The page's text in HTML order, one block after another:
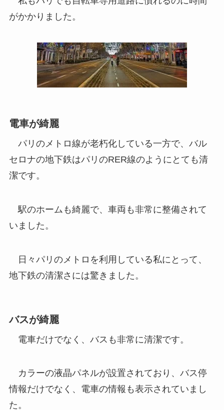
がかかりました。
電車が綺麗
パリのメトロ線が老朽化している一方で、バル
セロナの地下鉄はパリのRER線のようにとても清
潔です。
駅のホームも綺麗で、車両も非常に整備されて
いました。
日々パリのメトロを利用している私にとって、
地下鉄の清潔さには驚きました。
バスが綺麗
電車だけでなく、バスも非常に清潔です。
カラーの液晶パネルが設置されており、バス停
情報だけでなく、電車の情報も表示されていまし
た。